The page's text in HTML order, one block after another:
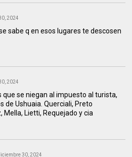
2024
sabe q en esos lugares te descosen
2024
que se niegan al impuesto al turista,
de Ushuaia. Querciali, Preto
Mella, Lietti, Requejado y cia
30, 2024